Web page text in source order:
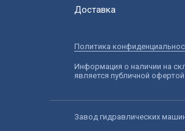
Доставка
Политика
Информация о наличии на
является публичной офертой
Завод гидравлических